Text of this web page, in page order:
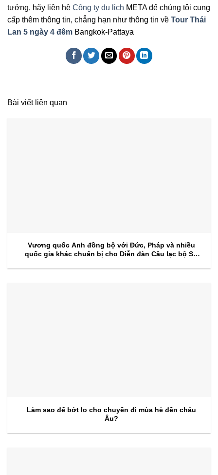
tưởng, hãy liên hệ Công ty du lịch META để chúng tôi cung
cấp thêm thông tin, chẳng hạn như thông tin về Tour Thái
Lan 5 ngày 4 đêm Bangkok-Pattaya
Bài viết liên quan
Vương quốc Anh đồng bộ với Đức, Pháp và nhiều
quốc gia khác chuẩn bị cho Diễn đàn Câu lạc bộ Sự
Làm sao để bớt lo cho chuyến đi mùa hè đến châu
Âu?